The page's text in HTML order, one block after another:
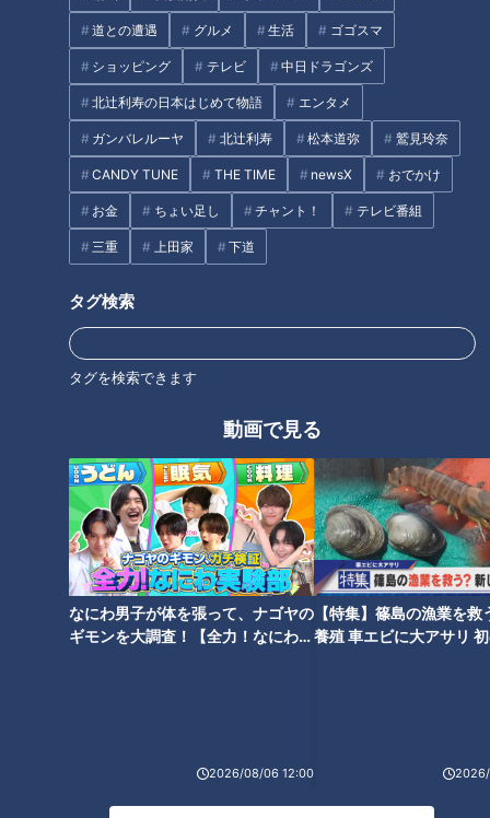
道との遭遇 グルメ 生活 ゴゴスマ
ショッピング テレビ 中日ドラゴンズ
北辻利寿の日本はじめて物語 エンタメ
ガンバレルーヤ 北辻利寿 松本道弥 鷲見玲奈
CANDY TUNE THE TIME newsX おでかけ
お金 ちょい足し チャント！ テレビ番組
三重 上田家 下道
タグ検索
タグを検索できます
動画で見る
なにわ男子が体を張って、ナゴヤの
ギモンを大調査！【全力！なにわ実
2026/08/06 12:00
【特集】篠島の漁業を救
養殖 車エビに大アサリ
善！名医が教える「1分ほぐし」
に学ぶ！“屋内”の「熱中症」対
策
健康 ゲンキの時間 坂下千里子
オススメ関連コンテンツ
ト！？ダイエットのスペシャリ
ストに学ぶ「無理なくやせる方
ントと「腎臓」を労わる方法
お酒飲みすぎで「すい臓」溶け
る？…「すい炎」数日で命を落
「老化」のスピードには個人
差…老化は予防できる！？老化